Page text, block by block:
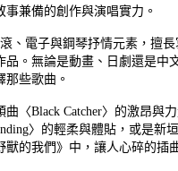
兼備的創作與演唱實力。
、電子與鋼琴抒情元素，擅
。無論是動畫、日劇還是中
些歌曲。
〈Black Catcher〉的激昂與
〉的輕柔與體貼，或是新
獸的我們》中，讓人心碎的插